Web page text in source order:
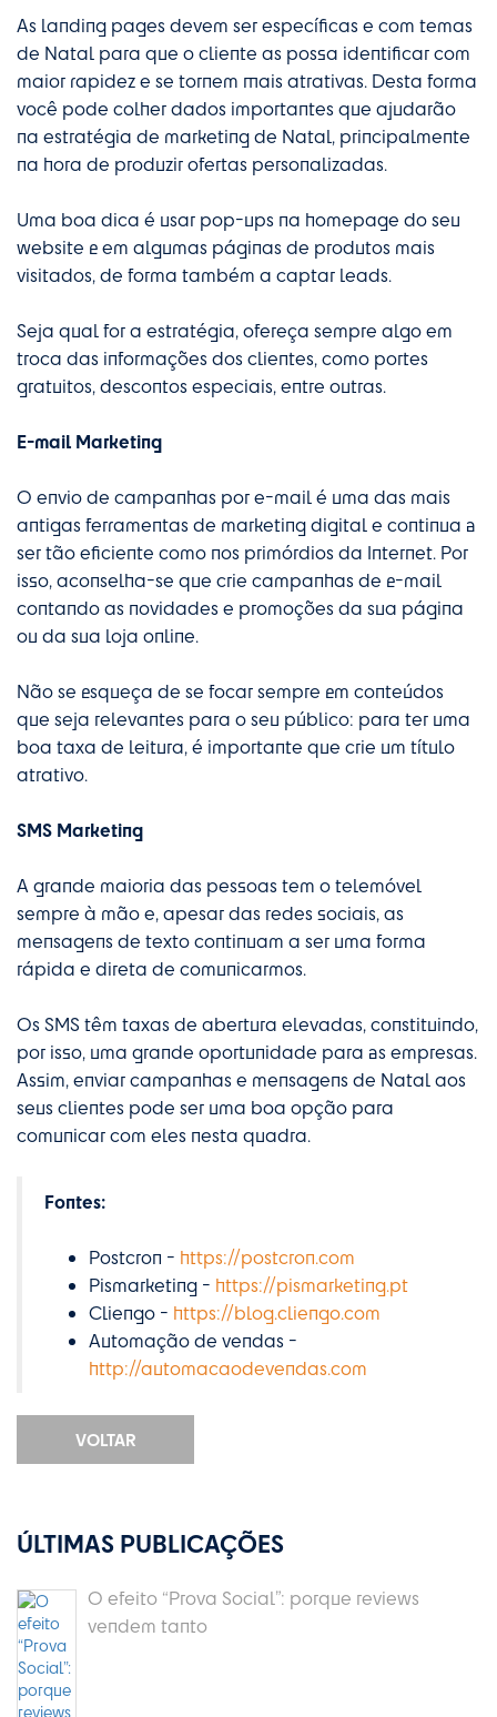
As landing pages devem ser específicas e com temas
de Natal para que o cliente as possa identificar com
maior rapidez e se tornem mais atrativas. Desta forma
você pode colher dados importantes que ajudarão
na estratégia de marketing de Natal, principalmente
na hora de produzir ofertas personalizadas.
Uma boa dica é usar pop-ups na homepage do seu
website e em algumas páginas de produtos mais
visitados, de forma também a captar leads.
Seja qual for a estratégia, ofereça sempre algo em
troca das informações dos clientes, como portes
gratuitos, descontos especiais, entre outras.
E-mail Marketing
O envio de campanhas por e-mail é uma das mais
antigas ferramentas de marketing digital e continua a
ser tão eficiente como nos primórdios da Internet. Por
isso, aconselha-se que crie campanhas de e-mail
contando as novidades e promoções da sua página
ou da sua loja online.
Não se esqueça de se focar sempre em conteúdos
que seja relevantes para o seu público: para ter uma
boa taxa de leitura, é importante que crie um título
atrativo.
SMS Marketing
A grande maioria das pessoas tem o telemóvel
sempre à mão e, apesar das redes sociais, as
mensagens de texto continuam a ser uma forma
rápida e direta de comunicarmos.
Os SMS têm taxas de abertura elevadas, constituindo,
por isso, uma grande oportunidade para as empresas.
Assim, enviar campanhas e mensagens de Natal aos
seus clientes pode ser uma boa opção para
comunicar com eles nesta quadra.
Fontes:
Postcron - https://postcron.com
Pismarketing - https://pismarketing.pt
Cliengo - https://blog.cliengo.com
Automação de vendas -
http://automacaodevendas.com
VOLTAR
ÚLTIMAS PUBLICAÇÕES
O efeito “Prova Social”: porque reviews
vendem tanto